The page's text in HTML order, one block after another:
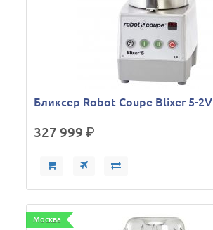
Бликсер Robot Coupe Blixer 5-2V
327 999р.
Москва